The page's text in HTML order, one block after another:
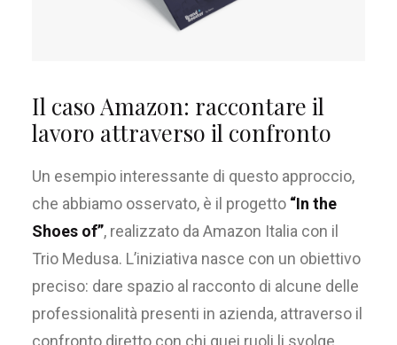
Il caso Amazon: raccontare il
lavoro attraverso il confronto
Un esempio interessante di questo approccio,
che abbiamo osservato, è il progetto “In the
Shoes of”, realizzato da Amazon Italia con il
Trio Medusa. L’iniziativa nasce con un obiettivo
preciso: dare spazio al racconto di alcune delle
professionalità presenti in azienda, attraverso il
confronto diretto con chi quei ruoli li svolge